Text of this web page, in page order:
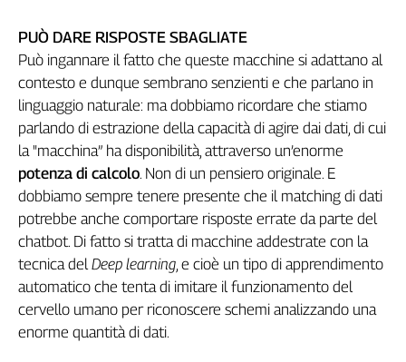
Archivio
Storico
1955-
2014
Cerca
Contatti
La
redazione
Newsletter
PUÒ DARE RISPOSTE SBAGLIATE
Può ingannare il fatto che queste macchine si adattano al
contesto e dunque sembrano senzienti e che parlano in
linguaggio naturale: ma dobbiamo ricordare che stiamo
parlando di estrazione della capacità di agire dai dati, di cui
la "macchina” ha disponibilità, attraverso un’enorme
potenza di calcolo. Non di un pensiero originale. E
dobbiamo sempre tenere presente che il matching di dati
potrebbe anche comportare risposte errate da parte del
chatbot. Di fatto si tratta di macchine addestrate con la
tecnica del Deep learning , e cioè un tipo di apprendimento
automatico che tenta di imitare il funzionamento del
cervello umano per riconoscere schemi analizzando una
enorme quantità di dati.